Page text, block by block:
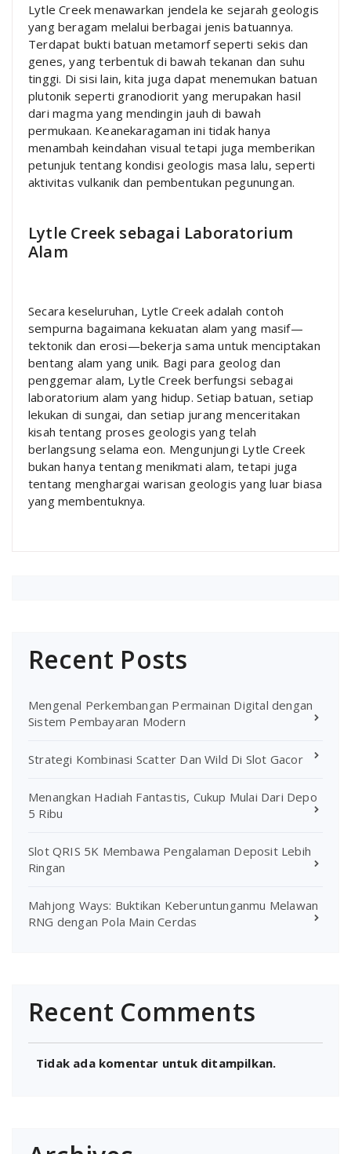
Lytle Creek menawarkan jendela ke sejarah geologis
yang beragam melalui berbagai jenis batuannya.
Terdapat bukti batuan metamorf seperti sekis dan
genes, yang terbentuk di bawah tekanan dan suhu
tinggi. Di sisi lain, kita juga dapat menemukan batuan
plutonik seperti granodiorit yang merupakan hasil
dari magma yang mendingin jauh di bawah
permukaan. Keanekaragaman ini tidak hanya
menambah keindahan visual tetapi juga memberikan
petunjuk tentang kondisi geologis masa lalu, seperti
aktivitas vulkanik dan pembentukan pegunungan.
Lytle Creek sebagai Laboratorium
Alam
Secara keseluruhan, Lytle Creek adalah contoh
sempurna bagaimana kekuatan alam yang masif—
tektonik dan erosi—bekerja sama untuk menciptakan
bentang alam yang unik. Bagi para geolog dan
penggemar alam, Lytle Creek berfungsi sebagai
laboratorium alam yang hidup. Setiap batuan, setiap
lekukan di sungai, dan setiap jurang menceritakan
kisah tentang proses geologis yang telah
berlangsung selama eon. Mengunjungi Lytle Creek
bukan hanya tentang menikmati alam, tetapi juga
tentang menghargai warisan geologis yang luar biasa
yang membentuknya.
Recent Posts
Mengenal Perkembangan Permainan Digital dengan
Sistem Pembayaran Modern
Strategi Kombinasi Scatter Dan Wild Di Slot Gacor
Menangkan Hadiah Fantastis, Cukup Mulai Dari Depo
5 Ribu
Slot QRIS 5K Membawa Pengalaman Deposit Lebih
Ringan
Mahjong Ways: Buktikan Keberuntunganmu Melawan
RNG dengan Pola Main Cerdas
Recent Comments
Tidak ada komentar untuk ditampilkan.